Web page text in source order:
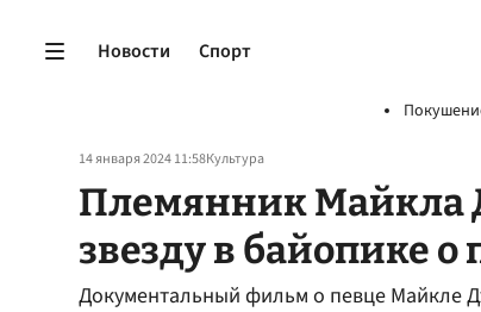
Новости Спорт
14 января 2024 11:58Культура
Племянник Майкла
звезду в байопике о
Документальный фильм о певце Майкле